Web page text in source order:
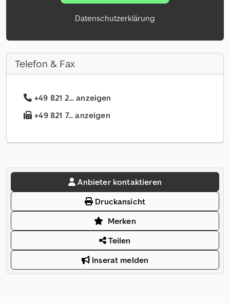
Datenschutzerklärung
Telefon & Fax
+49 821 2... anzeigen
+49 821 7... anzeigen
Anbieter kontaktieren
Druckansicht
Merken
Teilen
Inserat melden